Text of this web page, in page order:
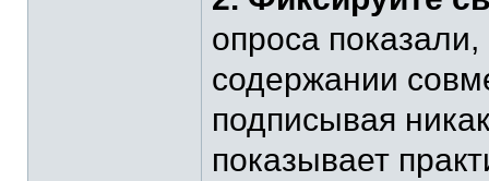
опроса
содержании
подписывая
показывает